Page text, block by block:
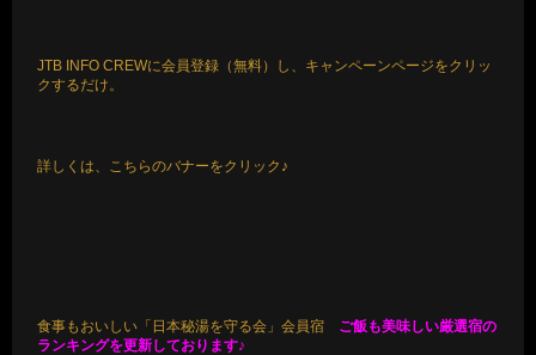
JTB INFO CREWに会員登録（無料）し、キャンペーンページをクリッ
クするだけ。
詳しくは、こちらのバナーをクリック♪
食事もおいしい「日本秘湯を守る会」会員宿 ご飯も美味しい厳選宿の
ランキングを更新しております♪